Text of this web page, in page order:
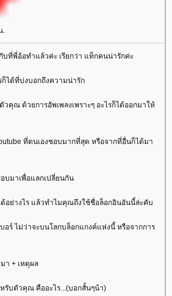
.
ที่พี่อ้อทำแล้วค่ะ เรียกว่า แท็กคนน่ารักค่ะ
ได้ที่บ่งบอกถึงความน่ารัก
วคุณ ด้วยการอัพเพลงเพราะๆ อะไรก็ได้ออกมาให้
ที่ตนเองชอบมากที่สุด หรือจากที่อื่นก็ได้มา
บมาเพื่อแลกเปลี่ยนกัน
อย่างไร แล้วทำไมคุณถึงใช้ชื่อล็อกอินอันนี้ล่ะคับ
อร์ ไม่ว่าจะบนโลกบล็อกแกงค์แห่งนี้ หรือจากการ
า + เหตุผล
รับตัวคุณ คืออะไร...(บอกสั้นๆน้า)